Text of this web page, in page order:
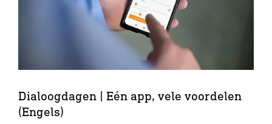
Dialoogdagen | Eén app, vele voordelen
(Engels)